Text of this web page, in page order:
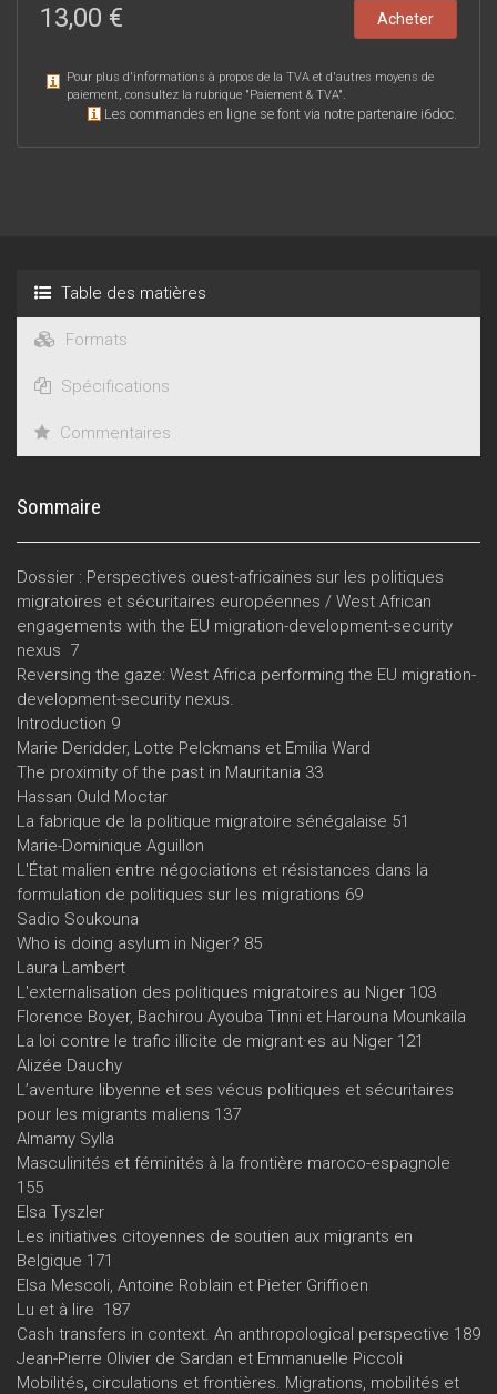
13,00 €
Acheter
Pour plus d'informations à propos de la TVA et d'autres moyens de
paiement, consultez la rubrique "Paiement & TVA".
Les commandes en ligne se font via notre partenaire i6doc.
Table des matières
Formats
Spécifications
Commentaires
Sommaire
Dossier : Perspectives ouest-africaines sur les politiques
migratoires et sécuritaires européennes / West African
engagements with the EU migration-development-security
nexus 7
Reversing the gaze: West Africa performing the EU migration-
development-security nexus.
Introduction 9
Marie Deridder, Lotte Pelckmans et Emilia Ward
The proximity of the past in Mauritania 33
Hassan Ould Moctar
La fabrique de la politique migratoire sénégalaise 51
Marie-Dominique Aguillon
L'État malien entre négociations et résistances dans la
formulation de politiques sur les migrations 69
Sadio Soukouna
Who is doing asylum in Niger? 85
Laura Lambert
L'externalisation des politiques migratoires au Niger 103
Florence Boyer, Bachirou Ayouba Tinni et Harouna Mounkaila
La loi contre le trafic illicite de migrant·es au Niger 121
Alizée Dauchy
L’aventure libyenne et ses vécus politiques et sécuritaires
pour les migrants maliens 137
Almamy Sylla
Masculinités et féminités à la frontière maroco-espagnole
155
Elsa Tyszler
Les initiatives citoyennes de soutien aux migrants en
Belgique 171
Elsa Mescoli, Antoine Roblain et Pieter Griffioen
Lu et à lire 187
Cash transfers in context. An anthropological perspective 189
Jean-Pierre Olivier de Sardan et Emmanuelle Piccoli
Mobilités, circulations et frontières. Migrations, mobilités et